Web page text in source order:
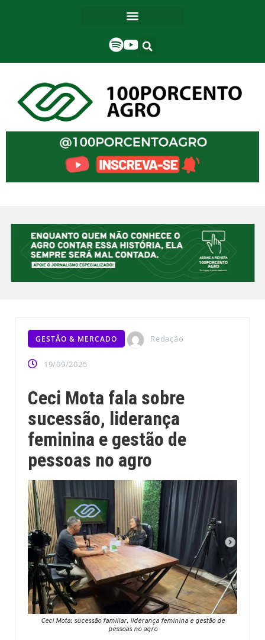
GESTÃO & MERCADO Redação
19/09/2025
Ceci Mota fala sobre
sucessão, liderança
feminina e gestão de
pessoas no agro
Ceci Mota: sucessão familiar, liderança feminina e gestão de
pessoas no agro